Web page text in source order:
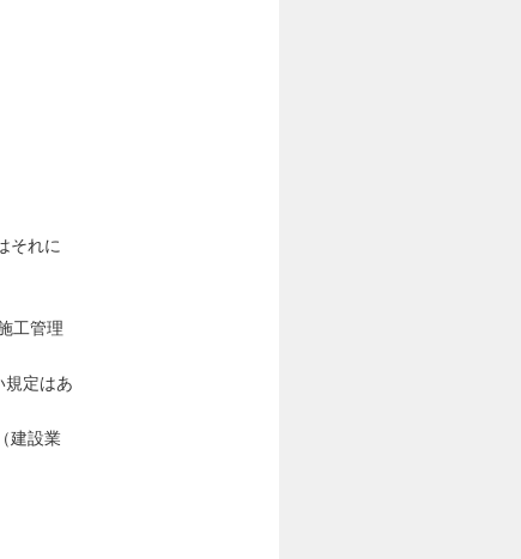
それに
工管理
定はあ
建設業